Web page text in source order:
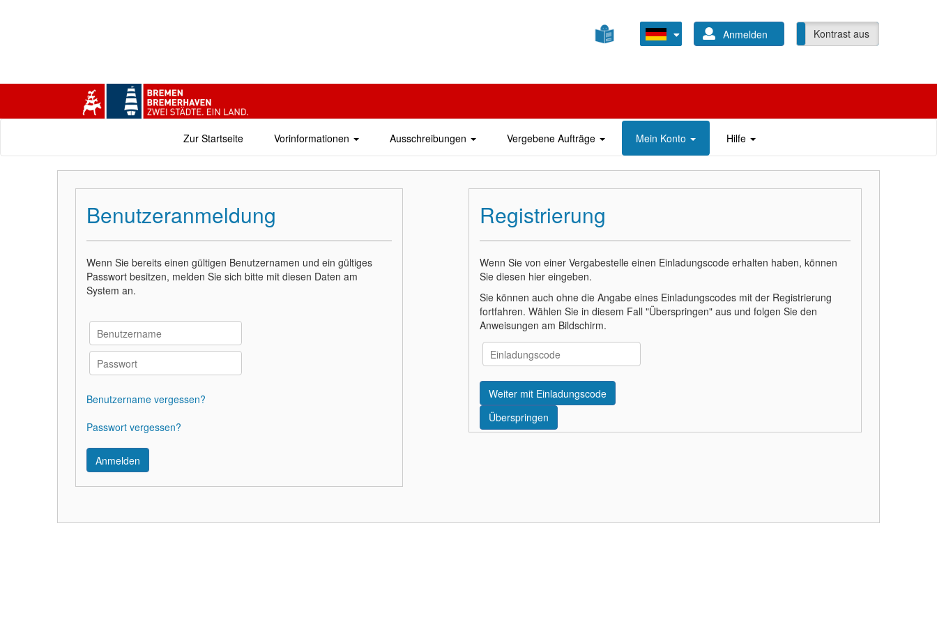
Anmelden
Kontrast ein Kontrast aus
Zur Startseite Vorinformationen Ausschreibungen Vergebene Aufträge Mein Konto Hilfe
Benutzeranmeldung
Wenn Sie bereits einen gültigen Benutzernamen und ein gültiges
Passwort besitzen, melden Sie sich bitte mit diesen Daten am
System an.
Benutzername vergessen?
Passwort vergessen?
Registrierung
Wenn Sie von einer Vergabestelle einen Einladungscode erhalten haben, können
Sie diesen hier eingeben.
Sie können auch ohne die Angabe eines Einladungscodes mit der Registrierung
fortfahren. Wählen Sie in diesem Fall "Überspringen" aus und folgen Sie den
Anweisungen am Bildschirm.
Überspringen